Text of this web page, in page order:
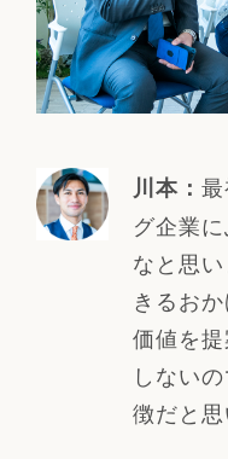
川本：
グ企業
なと思
きるお
価値を
しない
徴だと思